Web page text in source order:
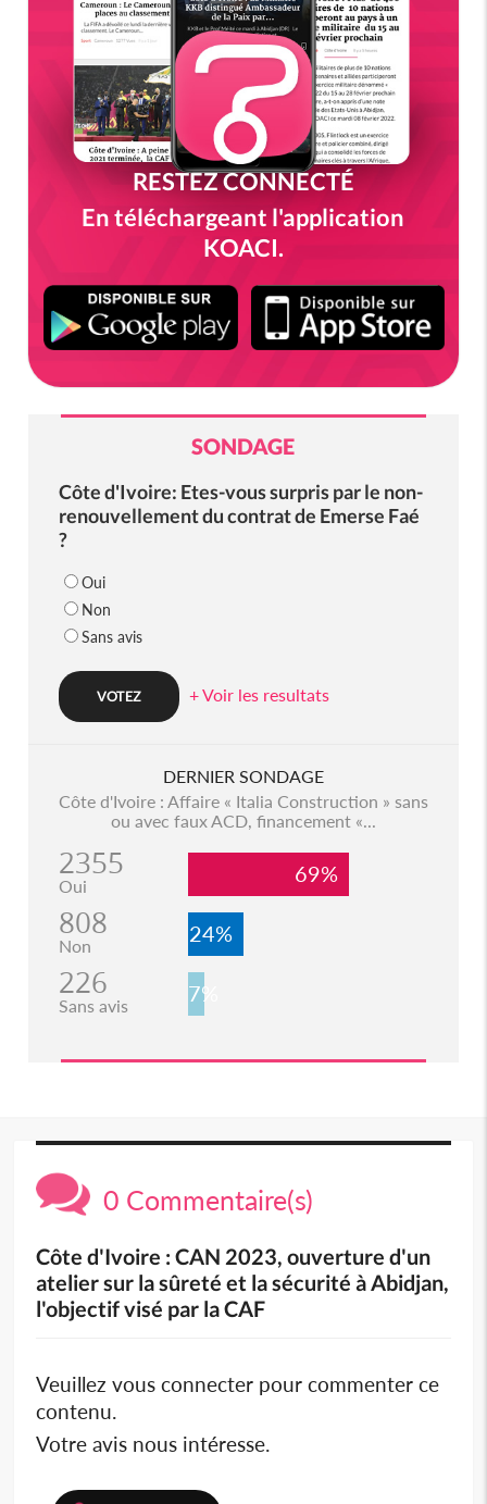
RESTEZ CONNECTÉ
En téléchargeant l'application
KOACI.
SONDAGE
Côte d'Ivoire: Etes-vous surpris par le non-
renouvellement du contrat de Emerse Faé
?
Oui
Non
Sans avis
+ Voir les resultats
DERNIER SONDAGE
Côte d'Ivoire : Affaire « Italia Construction » sans
ou avec faux ACD, financement «...
2355
Oui 69%
808
Non 24%
226
Sans avis 7%
0 Commentaire(s)
Côte d'Ivoire : CAN 2023, ouverture d'un
atelier sur la sûreté et la sécurité à Abidjan,
l'objectif visé par la CAF
Veuillez vous connecter pour commenter ce
contenu.
Votre avis nous intéresse.